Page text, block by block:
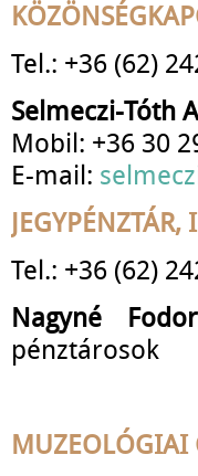
Tel.: +36 (62)
Selmeczi-Tóth
Mobil: +36 30
E-mail:
Tel.: +36 (62)
Nagyné
pénztárosok
MUZEOLÓGIAI